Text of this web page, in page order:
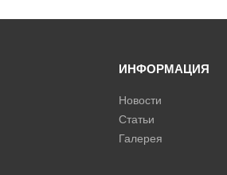
ИНФОРМАЦИЯ
Новости
Статьи
Галерея